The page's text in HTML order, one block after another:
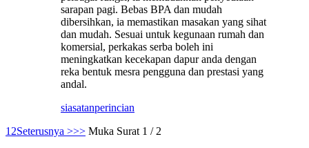
sarapan pagi. Bebas BPA dan mudah
dibersihkan, ia memastikan masakan yang sihat
dan mudah. ​​Sesuai untuk kegunaan rumah dan
komersial, perkakas serba boleh ini
meningkatkan kecekapan dapur anda dengan
reka bentuk mesra pengguna dan prestasi yang
andal.
siasatanperincian
12Seterusnya >>> Muka Surat 1 / 2